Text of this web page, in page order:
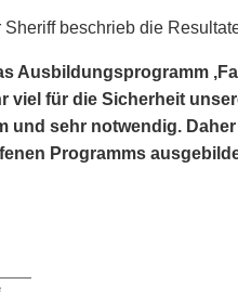
Sheriff beschrieb die
Ausbildungs­programm
viel für die Sicherheit
und sehr notwendig.
Programms